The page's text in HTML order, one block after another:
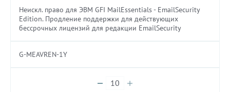
Неискл. право для ЭВМ GFI MailEssentials - EmailSecurity
Edition. Продление поддержки для действующих
бессрочных лицензий для редакции EmailSecurity
G-MEAVREN-1Y